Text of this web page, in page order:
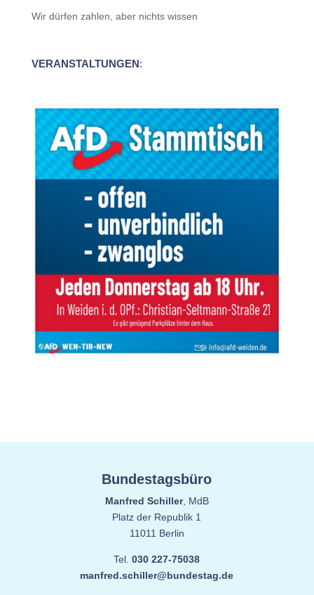
Wir dürfen zahlen, aber nichts wissen
VERANSTALTUNGEN:
Bundestagsbüro
Manfred Schiller, MdB
Platz der Republik 1
11011 Berlin
Tel.030 227-75038
manfred.schiller@bundestag.de